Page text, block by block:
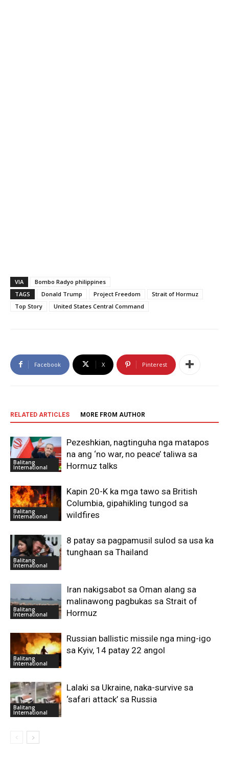
VIA
Bombo Radyo philippines
TAGS
Donald Trump Project Freedom
Strait of Hormuz
Top Story
United States Central Command
Facebook X Pinterest
RELATED ARTICLES MORE FROM AUTHOR
Balitang
International
Pezeshkian, nagtinguha nga matapos
na ang ‘no war, no peace’ taliwa sa
Hormuz talks
Balitang
International
Kapin 20-K ka mga tawo sa British
Columbia, gipahikling tungod sa
wildfires
Balitang
International
8 patay sa pagpamusil sulod sa usa ka
tunghaan sa Thailand
Balitang
International
Iran nakigsabot sa Oman alang sa
malinawong pagbukas sa Strait of
Hormuz
Balitang
International
Russian ballistic missile nga ming-igo
sa Kyiv, 14 patay 22 angol
Balitang
International
Lalaki sa Ukraine, naka-survive sa
‘safari attack’ sa Russia